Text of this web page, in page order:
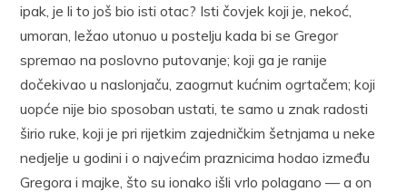
ipak, je li to još bio isti otac? Isti čovjek koji je, nekoć,
umoran, ležao utonuo u postelju kada bi se Gregor
spremao na poslovno putovanje; koji ga je ranije
dočekivao u naslonjaču, zaogrnut kućnim ogrtačem; koji
uopće nije bio sposoban ustati, te samo u znak radosti
širio ruke, koji je pri rijetkim zajedničkim šetnjama u neke
nedjelje u godini i o najvećim praznicima hodao između
Gregora i majke, što su ionako išli vrlo polagano — a on